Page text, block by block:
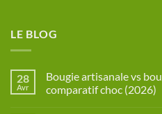
LE BLOG
28
Avr
Bougie artisanale vs
comparatif choc (2026)